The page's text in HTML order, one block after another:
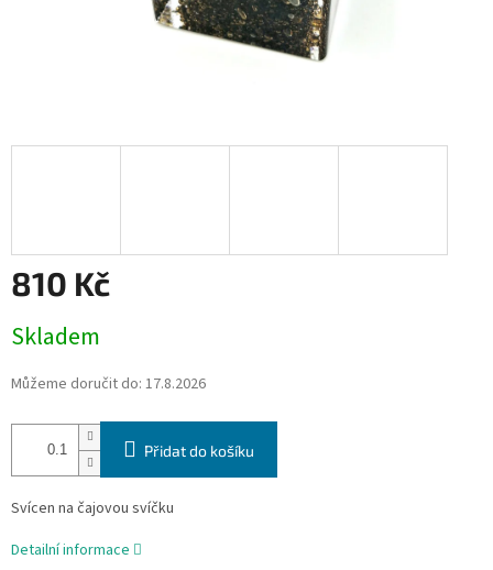
810 Kč
cena:
Skladem
Můžeme doručit do: 17.8.2026
Přidat do košíku
Svícen na čajovou svíčku
Detailní informace